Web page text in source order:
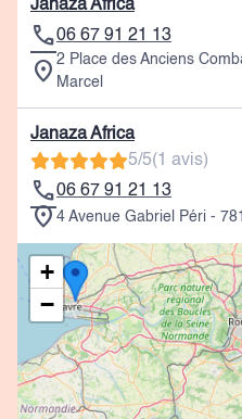
Janaza Africa
06 67 91 21 13
2 Place des Anciens
Marcel
Janaza Africa
5/5(1 avis)
06 67 91 21 13
4 Avenue Gabriel Péri -
+
−